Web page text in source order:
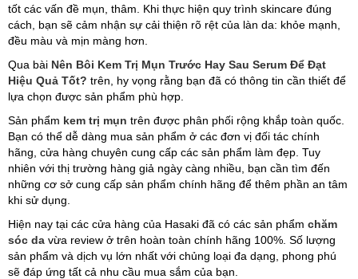
tốt các vấn đề mụn, thâm. Khi thực hiện quy trình skincare đúng
cách, bạn sẽ cảm nhận sự cải thiện rõ rệt của làn da: khỏe mạnh,
đều màu và mịn màng hơn.
Qua bài Nên Bôi Kem Trị Mụn Trước Hay Sau Serum Để Đạt
Hiệu Quả Tốt? trên, hy vọng rằng bạn đã có thông tin cần thiết để
lựa chọn được sản phẩm phù hợp.
Sản phẩm kem trị mụn trên được phân phối rộng khắp toàn quốc.
Bạn có thể dễ dàng mua sản phẩm ở các đơn vị đối tác chính
hãng, cửa hàng chuyên cung cấp các sản phẩm làm đẹp. Tuy
nhiên với thị trường hàng giả ngày càng nhiều, bạn cần tìm đến
những cơ sở cung cấp sản phẩm chính hãng để thêm phần an tâm
khi sử dụng.
Hiện nay tại các cửa hàng của Hasaki đã có các sản phẩm chăm
sóc da vừa review ở trên hoàn toàn chính hãng 100%. Số lượng
sản phẩm và dịch vụ lớn nhất với chủng loại đa dạng, phong phú
sẽ đáp ứng tất cả nhu cầu mua sắm của bạn.